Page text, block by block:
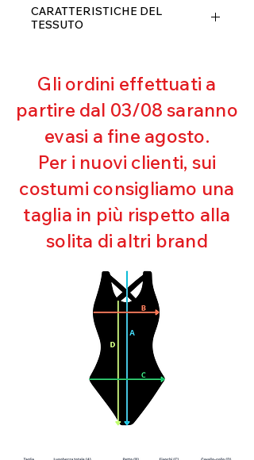
spese di spedizione, non appena
riceveremo la merce resa ed
20% ELASTANE
CARATTERISTICHE DEL
TESSUTO
Resistente al pilling
Eccellente protezione dai raggi
UV
Ottima copertura
Ultra cloro resistente
Mantenimento della forma
Perfetta vestibilità
Asciugatura rapida
Bielastico
Gli ordini effettuati a
partire dal 03/08 saranno
evasi a fine agosto.
Per i nuovi clienti, sui
costumi consigliamo una
taglia in più rispetto alla
solita di altri brand